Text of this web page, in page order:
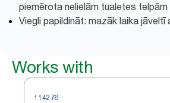
piemērota nelielām tualetes telpām
Viegli papildināt: mazāk laika jāveltī
Works with
114276